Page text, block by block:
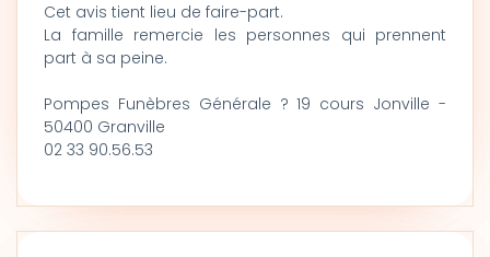
Cet avis tient lieu de faire-part.
La famille remercie les personnes qui prennent
part à sa peine.
Pompes Funèbres Générale ? 19 cours Jonville -
50400 Granville
02 33 90.56.53